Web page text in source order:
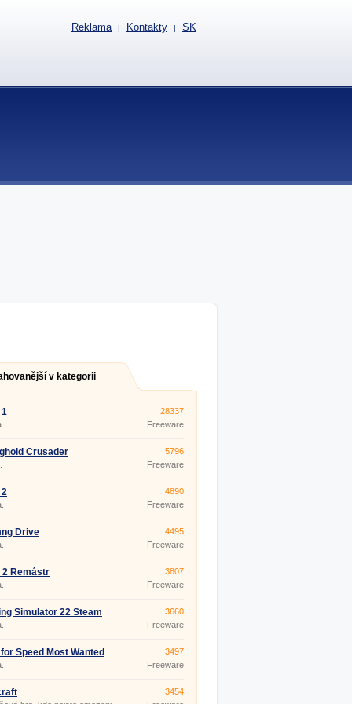
v kategorii
1
28337
Freeware
Crusader
5796
Freeware
2
4890
Freeware
Drive
4495
Freeware
2 Remástr
3807
Freeware
Simulator 22 Steam
3660
Freeware
Speed ​​Most Wanted
3497
Freeware
3454
Reklama | Kontakty | SK